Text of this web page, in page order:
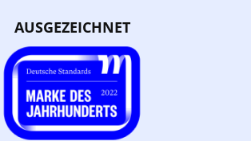
AUSGEZEICHNET